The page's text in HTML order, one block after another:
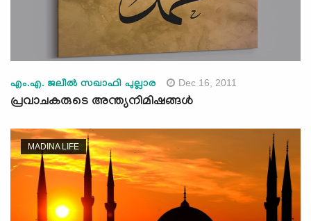
എം.എ. ജലീല്‍ സഖാഫി പുല്ലാര Dec 16, 2011
പ്രവാചകരുടെ അന്ത്യനിമിഷങ്ങള്‍
MADINA LIFE